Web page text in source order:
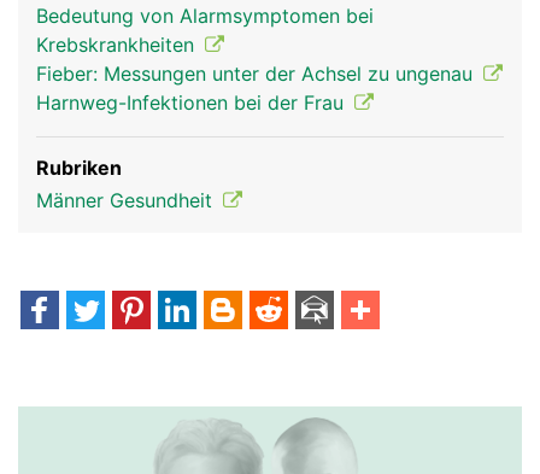
Bedeutung von Alarmsymptomen bei
Krebskrankheiten
Fieber: Messungen unter der Achsel zu ungenau
Harnweg-Infektionen bei der Frau
Rubriken
Männer Gesundheit